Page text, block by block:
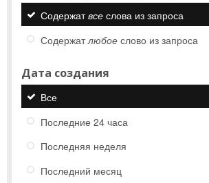
Содержатвсе слова из запроса
Содержатлюбое слово из запроса
Дата создания
Все
Последние 24 часа
Последняя неделя
Последний месяц